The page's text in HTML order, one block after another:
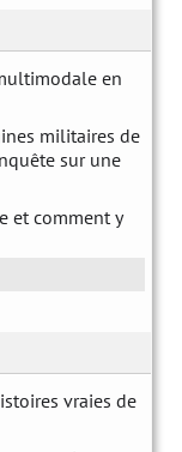
en
militaires de
sur une
et comment y
vraies de